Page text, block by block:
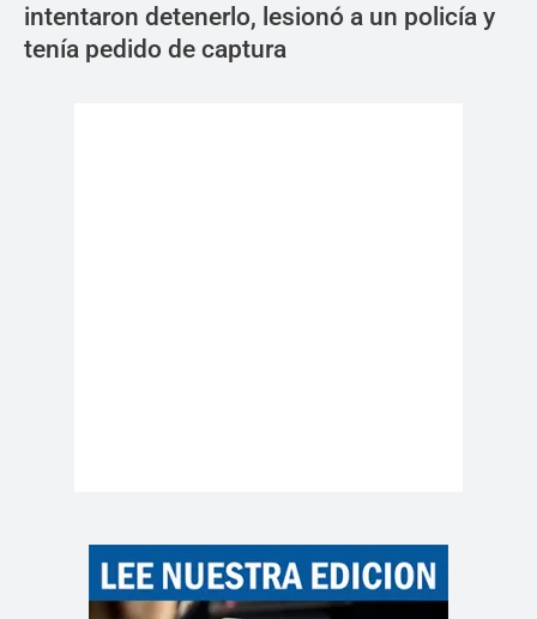
intentaron detenerlo, lesionó a un policía y
tenía pedido de captura